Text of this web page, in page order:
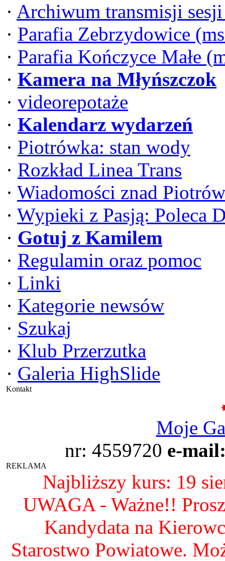
· Archiwum transmisji
· Parafia Zebrzydowice
· Parafia Kończyce Małe
· Kamera na Młyńszczok
· videorepotaże
· Kalendarz wydarzeń
· Piotrówka: stan wody
· Rozkład Linea Trans
· Wiadomości znad
· Wypieki z Pasją: Poleca
· Gotuj z Kamilem
· Regulamin oraz pomoc
· Linki
· Kategorie newsów
· Szukaj
· Klub Przerzutka
· Galeria HighSlide
Kontakt
Moje
nr: 4559720 e-
REKLAMA
Najbliższy kurs: 19
UWAGA - Ważne!!
Kandydata na
Starostwo Powiatowe.